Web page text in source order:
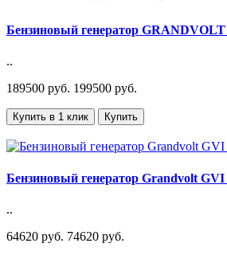
Бензиновый генератор
..
189500 руб. 199500 руб.
Купить в 1 клик Купить
Бензиновый генератор Grandvolt GVI
..
64620 руб. 74620 руб.